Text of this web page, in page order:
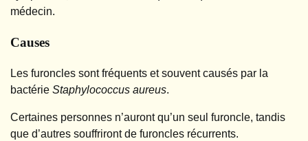
médecin.
Causes
Les furoncles sont fréquents et souvent causés par la
bactérie Staphylococcus aureus.
Certaines personnes n’auront qu’un seul furoncle, tandis
que d’autres souffriront de furoncles récurrents.